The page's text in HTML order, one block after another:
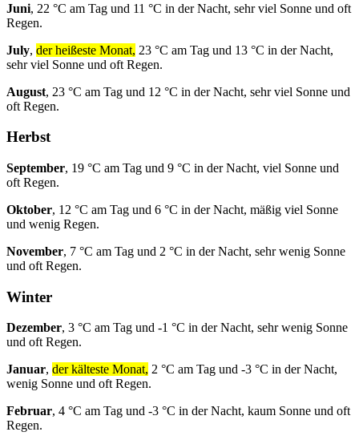
Juni, 22 °C am Tag und 11 °C in der Nacht, sehr viel Sonne und oft
Regen.
July, der heißeste Monat, 23 °C am Tag und 13 °C in der Nacht,
sehr viel Sonne und oft Regen.
August, 23 °C am Tag und 12 °C in der Nacht, sehr viel Sonne und
oft Regen.
Herbst
September, 19 °C am Tag und 9 °C in der Nacht, viel Sonne und
oft Regen.
Oktober, 12 °C am Tag und 6 °C in der Nacht, mäßig viel Sonne
und wenig Regen.
November, 7 °C am Tag und 2 °C in der Nacht, sehr wenig Sonne
und oft Regen.
Winter
Dezember, 3 °C am Tag und -1 °C in der Nacht, sehr wenig Sonne
und oft Regen.
Januar, der kälteste Monat, 2 °C am Tag und -3 °C in der Nacht,
wenig Sonne und oft Regen.
Februar, 4 °C am Tag und -3 °C in der Nacht, kaum Sonne und oft
Regen.